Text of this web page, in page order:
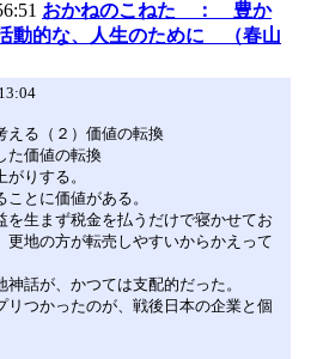
おかねのこねた ： 豊か
動的な、人生のために （春山
える（２）価値の転換
た価値の転換
がりする。
ことに価値がある。
を生まず税金を払うだけで寝かせてお
更地の方が転売しやすいからかえって
神話が、かつては支配的だった。
リつかったのが、戦後日本の企業と個